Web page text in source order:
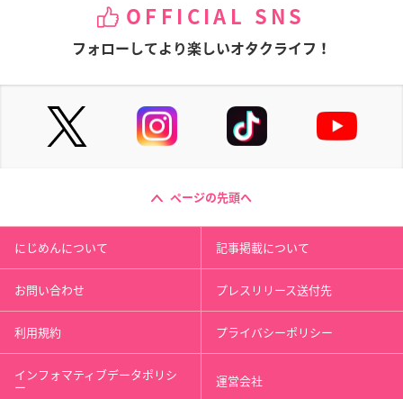
OFFICIAL SNS
フォローしてより楽しいオタクライフ！
ページの先頭へ
にじめんについて 記事掲載について
お問い合わせ プレスリリース送付先
利用規約 プライバシーポリシー
インフォマティブデータポリシ
ー 運営会社